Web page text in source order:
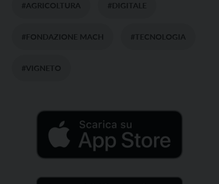
#AGRICOLTURA #DIGITALE
#FONDAZIONE MACH #TECNOLOGIA
#VIGNETO